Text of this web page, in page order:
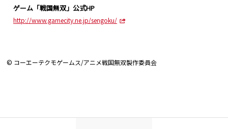
ゲーム「戦国無双」公式HP
http://www.gamecity.ne.jp/sengoku/
© コーエーテクモゲームス/アニメ戦国無双製作委員会